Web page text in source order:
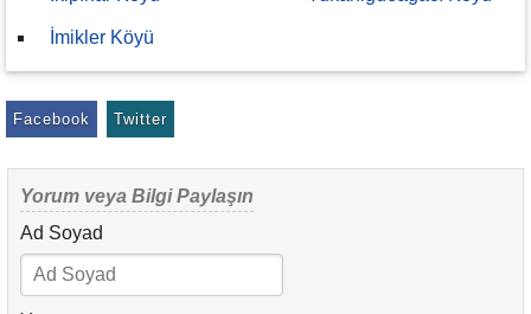
İmikler Köyü
Facebook Twitter
Yorum veya Bilgi Paylaşın
Ad Soyad